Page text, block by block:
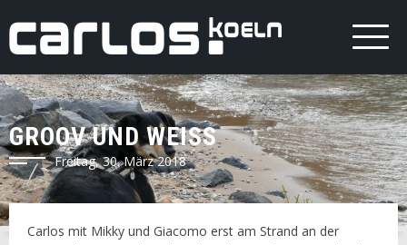
GROOV UND WEISS
Freitag, 30. März 2018
Carlos mit Mikky und Giacomo erst am Strand an der